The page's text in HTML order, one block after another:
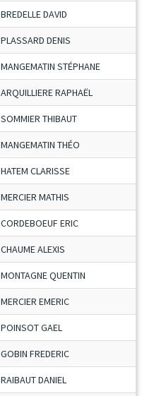
BREDELLE DAVID
PLASSARD DENIS
MANGEMATIN STÉPHANE
ARQUILLIERE RAPHAËL
SOMMIER THIBAUT
MANGEMATIN THÉO
HATEM CLARISSE
MERCIER MATHIS
CORDEBOEUF ERIC
CHAUME ALEXIS
MONTAGNE QUENTIN
MERCIER EMERIC
POINSOT GAEL
GOBIN FREDERIC
RAIBAUT DANIEL